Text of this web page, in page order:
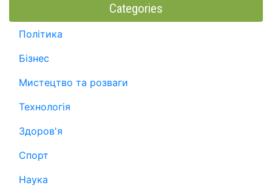
Categories
Політика
Бізнес
Мистецтво та розваги
Технологія
Здоров'я
Спорт
Наука